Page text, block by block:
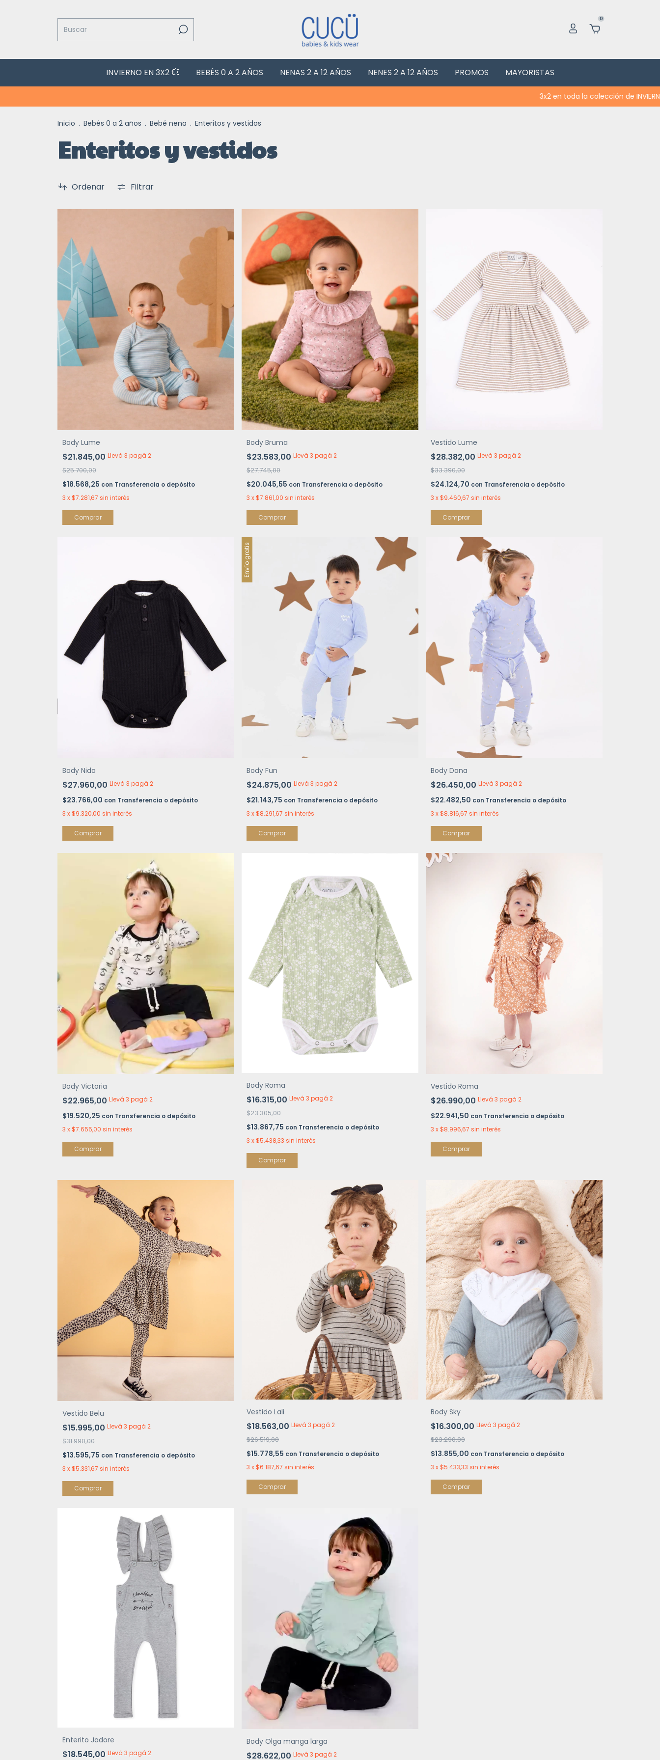
0
INVIERNO EN 3X2 💥 BEBÉS 0 A 2 AÑOS NENAS 2 A 12 AÑOS NENES 2 A 12 AÑOS PROMOS MAYORISTAS
3x2 en toda la colección de INVIERNO | Acumula
Inicio . Bebés 0 a 2 años . Bebé nena . Enteritos y vestidos
Enteritos y vestidos
Ordenar Filtrar
Body Lume
$21.845,00 Llevá 3 pagá 2
$25.700,00
$18.568,25 con Transferencia o depósito
3 x $7.281,67 sin interés
Comprar
Body Bruma
$23.583,00 Llevá 3 pagá 2
$27.745,00
$20.045,55 con Transferencia o depósito
3 x $7.861,00 sin interés
Comprar
Vestido Lume
$28.382,00 Llevá 3 pagá 2
$33.390,00
$24.124,70 con Transferencia o depósito
3 x $9.460,67 sin interés
Comprar
Body Nido
$27.960,00 Llevá 3 pagá 2
$23.766,00 con Transferencia o depósito
3 x $9.320,00 sin interés
Comprar
Envío gratis
Body Fun
$24.875,00 Llevá 3 pagá 2
$21.143,75 con Transferencia o depósito
3 x $8.291,67 sin interés
Comprar
Body Dana
$26.450,00 Llevá 3 pagá 2
$22.482,50 con Transferencia o depósito
3 x $8.816,67 sin interés
Comprar
Body Victoria
$22.965,00 Llevá 3 pagá 2
$19.520,25 con Transferencia o depósito
3 x $7.655,00 sin interés
Comprar
Body Roma
$16.315,00 Llevá 3 pagá 2
$23.305,00
$13.867,75 con Transferencia o depósito
3 x $5.438,33 sin interés
Comprar
Vestido Roma
$26.990,00 Llevá 3 pagá 2
$22.941,50 con Transferencia o depósito
3 x $8.996,67 sin interés
Comprar
Vestido Belu
$15.995,00 Llevá 3 pagá 2
$31.990,00
$13.595,75 con Transferencia o depósito
3 x $5.331,67 sin interés
Comprar
Vestido Lali
$18.563,00 Llevá 3 pagá 2
$26.519,00
$15.778,55 con Transferencia o depósito
3 x $6.187,67 sin interés
Comprar
Body Sky
$16.300,00 Llevá 3 pagá 2
$23.290,00
$13.855,00 con Transferencia o depósito
3 x $5.433,33 sin interés
Comprar
Enterito Jadore
$18.545,00 Llevá 3 pagá 2
Body Olga manga larga
$28.622,00 Llevá 3 pagá 2